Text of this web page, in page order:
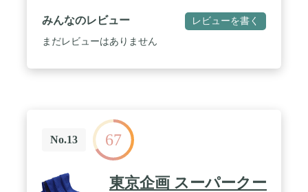
みんなのレビュー レビューを書く
まだレビューはありません
No.13 67
東京企画 スーパークー